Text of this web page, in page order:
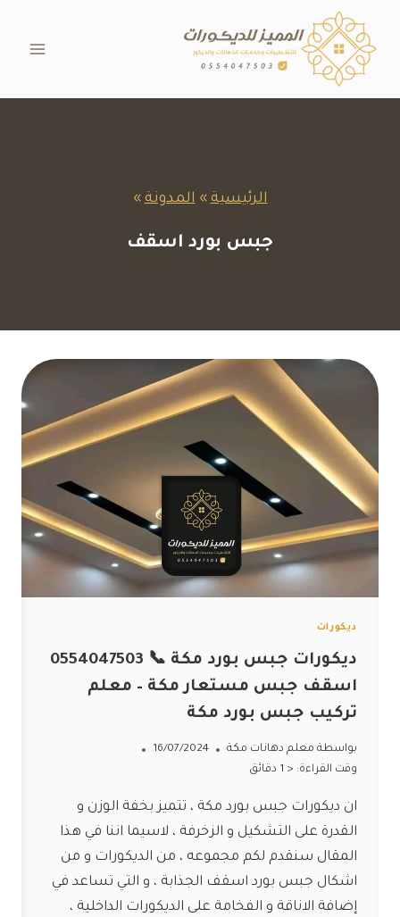
المحتوى
الرئيسية » المدونة »
جبس بورد اسقف
ديكورات
ديكورات جبس بورد مكة 📞 0554047503
اسقف جبس مستعار مكة – معلم
تركيب جبس بورد مكة
بواسطة معلم دهانات مكة
16/07/2024
وقت القراءة: < 1 دقائق
ان ديكورات جبس بورد مكة ، تتميز بخفة الوزن و
القدرة على التشكيل و الزخرفة ، لاسيما اننا في هذا
المقال سنقدم لكم مجموعه ، من الديكورات و من
اشكال جبس بورد اسقف الجذابة ، و التي تساعد في
إضافة الاناقة و الفخامة على الديكورات الداخلية ،